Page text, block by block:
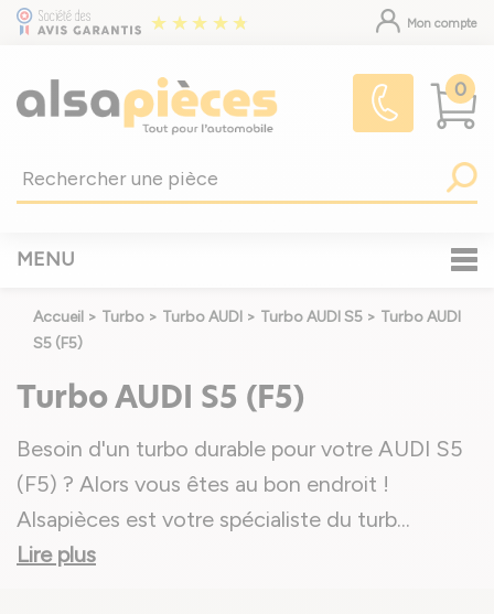
Mon compte
0
MENU
Accueil > Turbo > Turbo AUDI > Turbo AUDI S5 > Turbo AUDI
S5 (F5)
Turbo AUDI S5 (F5)
Besoin d'un turbo durable pour votre AUDI S5
(F5) ? Alors vous êtes au bon endroit !
Alsapièces est votre spécialiste du turb...
Lire plus